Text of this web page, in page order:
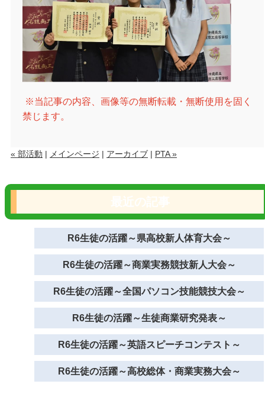
※当記事の内容、画像等の無断転載・無断使用を固く
禁じます。
« 部活動 | メインページ | アーカイブ | PTA »
R6生徒の活躍～県高校新人体育大会～
R6生徒の活躍～商業実務競技新人大会～
R6生徒の活躍～全国パソコン技能競技大会～
R6生徒の活躍～生徒商業研究発表～
R6生徒の活躍～英語スピーチコンテスト～
R6生徒の活躍～高校総体・商業実務大会～